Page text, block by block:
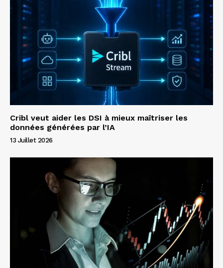
Cribl veut aider les DSI à mieux maîtriser les
données générées par l’IA
13 Juillet 2026